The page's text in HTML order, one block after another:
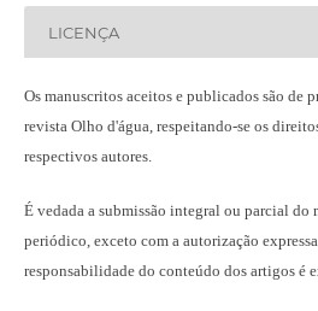
LICENÇA
Os manuscritos aceitos e publicados são de
revista Olho d'água, respeitando-se os
respectivos autores.
É vedada a submissão integral ou parcial do
periódico, exceto com a autorização
responsabilidade do conteúdo dos artigos é